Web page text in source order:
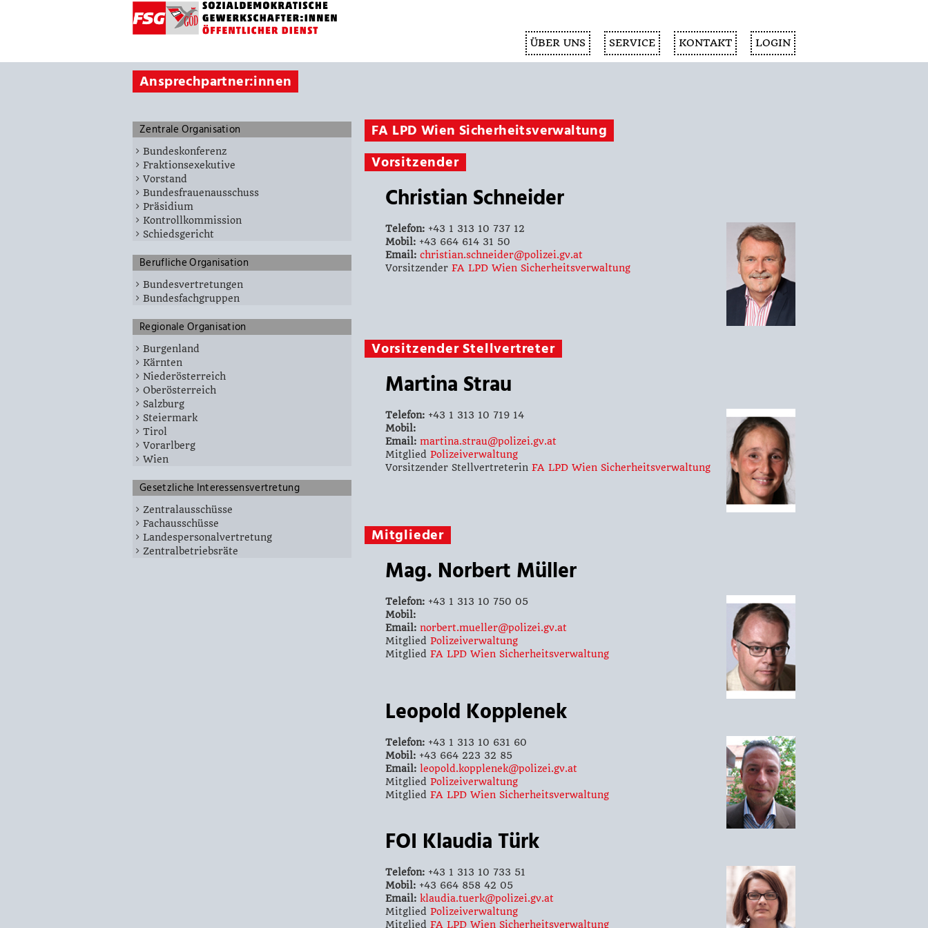
ÜBER UNS SERVICE KONTAKT LOGIN
Ansprechpartner:innen
Zentrale Organisation
Bundeskonferenz
Fraktionsexekutive
Vorstand
Bundesfrauenausschuss
Präsidium
Kontrollkommission
Schiedsgericht
Berufliche Organisation
Bundesvertretungen
Bundesfachgruppen
Regionale Organisation
Burgenland
Kärnten
Niederösterreich
Oberösterreich
Salzburg
Steiermark
Tirol
Vorarlberg
Wien
Gesetzliche Interessensvertretung
Zentralausschüsse
Fachausschüsse
Landespersonalvertretung
Zentralbetriebsräte
FA LPD Wien Sicherheitsverwaltung
Vorsitzender
Christian Schneider
Telefon:+43 1 313 10 737 12
Mobil:+43 664 614 31 50
Email: christian.schneider@polizei.gv.at
Vorsitzender FA LPD Wien Sicherheitsverwaltung
Vorsitzender Stellvertreter
Martina Strau
Telefon:+43 1 313 10 719 14
Mobil:
Email: martina.strau@polizei.gv.at
Mitglied Polizeiverwaltung
Vorsitzender Stellvertreterin FA LPD Wien Sicherheitsverwaltung
Mitglieder
Mag. Norbert Müller
Telefon:+43 1 313 10 750 05
Mobil:
Email: norbert.mueller@polizei.gv.at
Mitglied Polizeiverwaltung
Mitglied FA LPD Wien Sicherheitsverwaltung
Leopold Kopplenek
Telefon:+43 1 313 10 631 60
Mobil:+43 664 223 32 85
Email: leopold.kopplenek@polizei.gv.at
Mitglied Polizeiverwaltung
Mitglied FA LPD Wien Sicherheitsverwaltung
FOI Klaudia Türk
Telefon:+43 1 313 10 733 51
Mobil:+43 664 858 42 05
Email: klaudia.tuerk@polizei.gv.at
Mitglied Polizeiverwaltung
Mitglied FA LPD Wien Sicherheitsverwaltung